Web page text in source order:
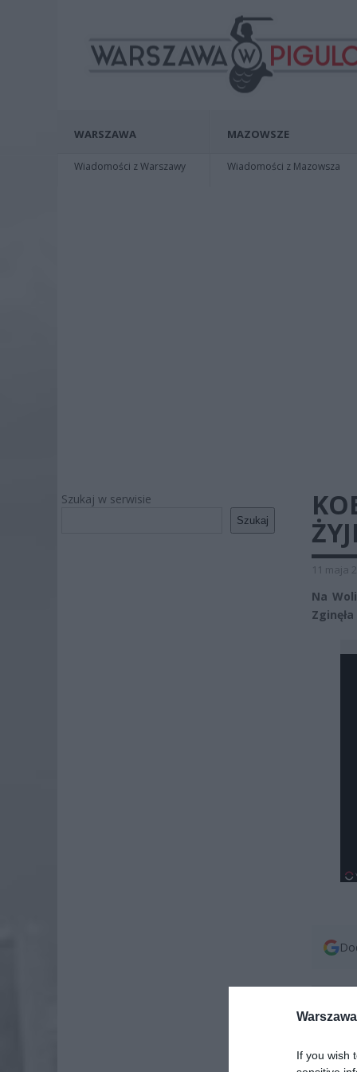
If you wish
WARSZAWA
Wiadomości z Warszawy
MAZOWSZE
Wiadomości z Mazowsza
Szukaj w serwisie
Szukaj
11 maja
Na